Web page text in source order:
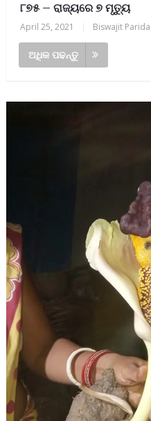
୮୭୫ – ରାଜ୍ୟରେ ୭ ମୃତ୍ୟୁ
April 25, 2021 Biswajit Parida
ଅଧିକ ପଢନ୍ତୁ